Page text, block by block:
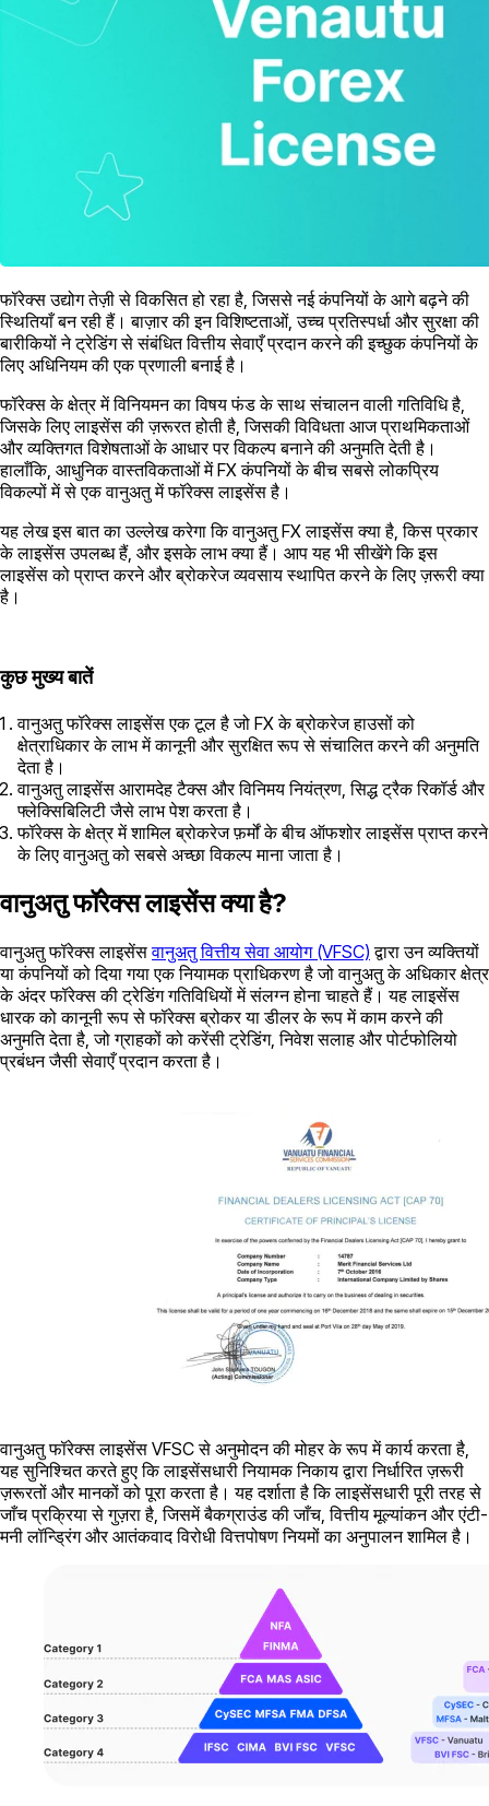
फॉरेक्स उद्योग तेज़ी से विकसित हो रहा है, जिससे नई कंपनियों के आगे बढ़ने की
स्थितियाँ बन रही हैं। बाज़ार की इन विशिष्टताओं, उच्च प्रतिस्पर्धा और सुरक्षा की
बारीकियों ने ट्रेडिंग से संबंधित वित्तीय सेवाएँ प्रदान करने की इच्छुक कंपनियों के
लिए अधिनियम की एक प्रणाली बनाई है।
फॉरेक्स के क्षेत्र में विनियमन का विषय फंड के साथ संचालन वाली गतिविधि है,
जिसके लिए लाइसेंस की ज़रूरत होती है, जिसकी विविधता आज प्राथमिकताओं
और व्यक्तिगत विशेषताओं के आधार पर विकल्प बनाने की अनुमति देती है।
हालाँकि, आधुनिक वास्तविकताओं में FX कंपनियों के बीच सबसे लोकप्रिय
विकल्पों में से एक वानुअतु में फॉरेक्स लाइसेंस है।
यह लेख इस बात का उल्लेख करेगा कि वानुअतु FX लाइसेंस क्या है, किस प्रकार
के लाइसेंस उपलब्ध हैं, और इसके लाभ क्या हैं। आप यह भी सीखेंगे कि इस
लाइसेंस को प्राप्त करने और ब्रोकरेज व्यवसाय स्थापित करने के लिए ज़रूरी क्या
है।
कुछ मुख्य बातें
वानुअतु फॉरेक्स लाइसेंस एक टूल है जो FX के ब्रोकरेज हाउसों को
क्षेत्राधिकार के लाभ में कानूनी और सुरक्षित रूप से संचालित करने की अनुमति
देता है।
वानुअतु लाइसेंस आरामदेह टैक्स और विनिमय नियंत्रण, सिद्ध ट्रैक रिकॉर्ड और
फ्लेक्सिबिलिटी जैसे लाभ पेश करता है।
फॉरेक्स के क्षेत्र में शामिल ब्रोकरेज फ़र्मों के बीच ऑफशोर लाइसेंस प्राप्त करने
के लिए वानुअतु को सबसे अच्छा विकल्प माना जाता है।
वानुअतु फॉरेक्स लाइसेंस क्या है?
वानुअतु फॉरेक्स लाइसेंसवानुअतु वित्तीय सेवा आयोग (VFSC) द्वारा उन व्यक्तियों
या कंपनियों को दिया गया एक नियामक प्राधिकरण है जो वानुअतु के अधिकार क्षेत्र
के अंदर फॉरेक्स की ट्रेडिंग गतिविधियों में संलग्न होना चाहते हैं। यह लाइसेंस
धारक को कानूनी रूप से फॉरेक्स ब्रोकर या डीलर के रूप में काम करने की
अनुमति देता है, जो ग्राहकों को करेंसी ट्रेडिंग, निवेश सलाह और पोर्टफोलियो
प्रबंधन जैसी सेवाएँ प्रदान करता है।
वानुअतु फॉरेक्स लाइसेंस VFSC से अनुमोदन की मोहर के रूप में कार्य करता है,
यह सुनिश्चित करते हुए कि लाइसेंसधारी नियामक निकाय द्वारा निर्धारित ज़रूरी
ज़रूरतों और मानकों को पूरा करता है। यह दर्शाता है कि लाइसेंसधारी पूरी तरह से
जाँच प्रक्रिया से गुज़रा है, जिसमें बैकग्राउंड की जाँच, वित्तीय मूल्यांकन और एंटी-
मनी लॉन्ड्रिंग और आतंकवाद विरोधी वित्तपोषण नियमों का अनुपालन शामिल है।